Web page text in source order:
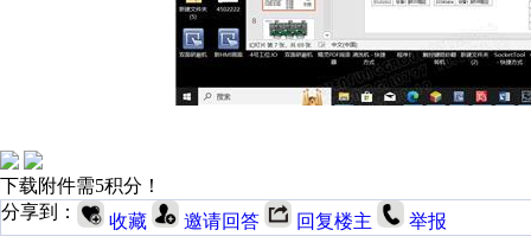
下载附件需5积分！
分享到：
收藏 邀请回答 回复楼主 举报